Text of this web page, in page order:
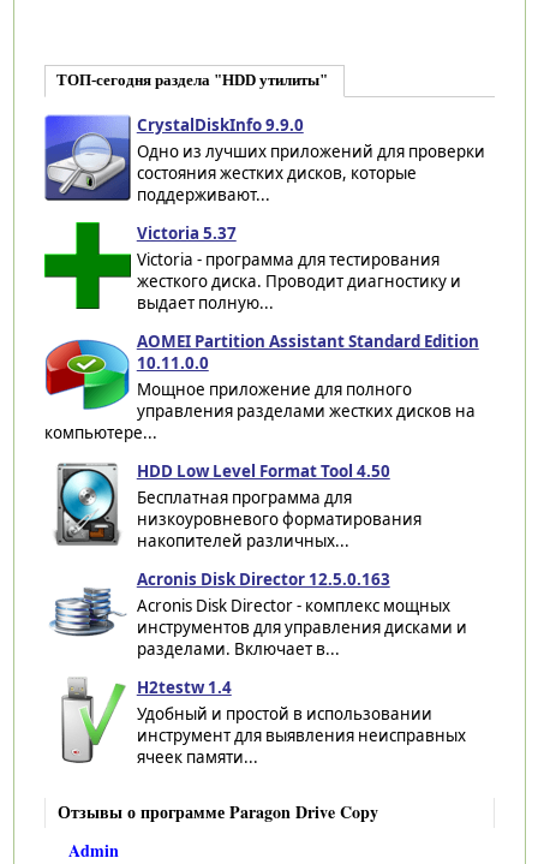
ТОП-сегодня раздела "HDD утилиты"
CrystalDiskInfo 9.9.0
Одно из лучших приложений для проверки
состояния жестких дисков, которые
поддерживают...
Victoria 5.37
Victoria - программа для тестирования
жесткого диска. Проводит диагностику и
выдает полную...
AOMEI Partition Assistant Standard Edition
10.11.0.0
Мощное приложение для полного
управления разделами жестких дисков на
компьютере...
HDD Low Level Format Tool 4.50
Бесплатная программа для
низкоуровневого форматирования
накопителей различных...
Acronis Disk Director 12.5.0.163
Acronis Disk Director - комплекс мощных
инструментов для управления дисками и
разделами. Включает в...
H2testw 1.4
Удобный и простой в использовании
инструмент для выявления неисправных
ячеек памяти...
Отзывы о программе Paragon Drive Copy
Admin